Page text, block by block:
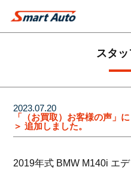
スタ
2023.07.20
「（お買取）お客様の声」
＞ 追加しました。
2019年式 BMW M140i エ
スマートオートのこと
輸入車販売サービス
トータルカーサービス
お問
在庫車について
買取・下取りについて